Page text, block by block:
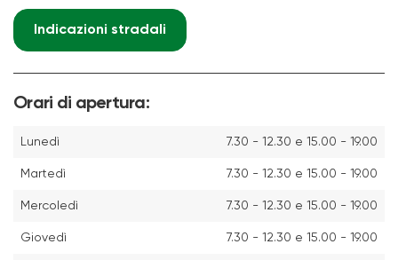
Indicazioni stradali
Orari di apertura:
Lunedì 7.30 - 12.30 e 15.00 - 19.00
Martedì 7.30 - 12.30 e 15.00 - 19.00
Mercoledì 7.30 - 12.30 e 15.00 - 19.00
Giovedì 7.30 - 12.30 e 15.00 - 19.00